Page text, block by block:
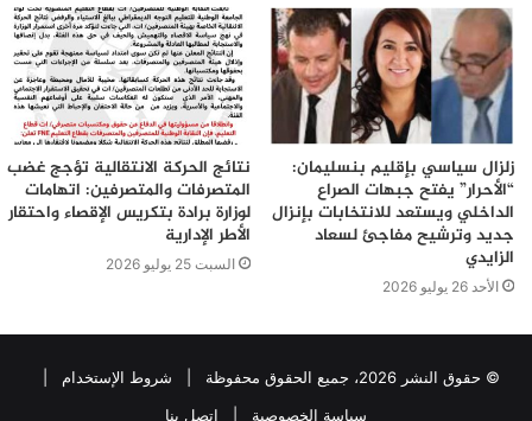
زلزال سياسي بإقليم بنسليمان:
“الأحرار” يفتح جبهات الصراع
الداخلي ويستعد للانتخابات بإنزال
جديد وترشيح مفاجئ لسعاد
الزايدي
الأحد 26 يوليو 2026
نتائج الحركة الانتقالية تؤجج غضب
المتصرفات والمتصرفين: اتهامات
لوزارة برادة بتكريس الإقصاء واحتقار
الأطر الإدارية
السبت 25 يوليو 2026
© حقوق النشر 2026، جميع الحقوق محفوظة | شروط الإستخدام
سياسة الخصوصية
اتصل بنا